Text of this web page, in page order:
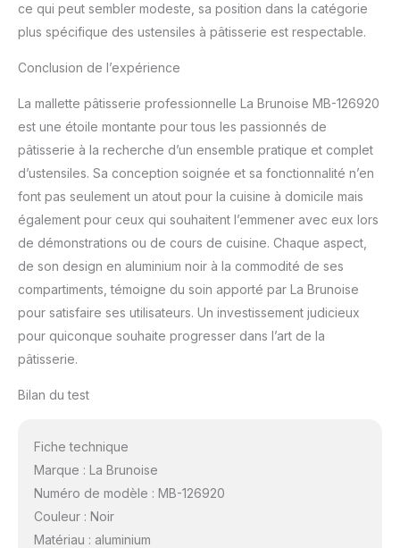
ce qui peut sembler modeste, sa position dans la catégorie
plus spécifique des ustensiles à pâtisserie est respectable.
Conclusion de l’expérience
La mallette pâtisserie professionnelle La Brunoise MB-126920
est une étoile montante pour tous les passionnés de
pâtisserie à la recherche d’un ensemble pratique et complet
d’ustensiles. Sa conception soignée et sa fonctionnalité n’en
font pas seulement un atout pour la cuisine à domicile mais
également pour ceux qui souhaitent l’emmener avec eux lors
de démonstrations ou de cours de cuisine. Chaque aspect,
de son design en aluminium noir à la commodité de ses
compartiments, témoigne du soin apporté par La Brunoise
pour satisfaire ses utilisateurs. Un investissement judicieux
pour quiconque souhaite progresser dans l’art de la
pâtisserie.
Bilan du test
Fiche technique
Marque : La Brunoise
Numéro de modèle : MB-126920
Couleur : Noir
Matériau : aluminium